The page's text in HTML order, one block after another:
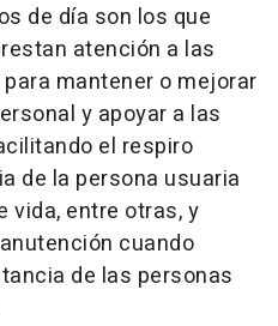
de día son los que
atención a las
mantener o mejorar
y apoyar a las
el respiro
de la persona usuaria
vida, entre otras, y
cuando
de las personas